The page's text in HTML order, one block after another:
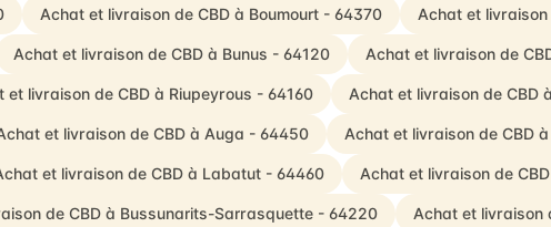
Achat et livraison de CBD à Boumourt - 64370 Achat et
Achat et livraison de CBD à Bunus - 64120 Achat et livraison de
et livraison de CBD à Riupeyrous - 64160 Achat et livraison de CBD
et livraison de CBD à Auga - 64450 Achat et livraison de CBD
et livraison de CBD à Labatut - 64460 Achat et livraison de
de CBD à Bussunarits-Sarrasquette - 64220 Achat et livraison